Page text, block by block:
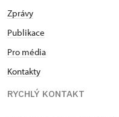
Zprávy
Publikace
Pro média
Kontakty
RYCHLÝ KONTAKT